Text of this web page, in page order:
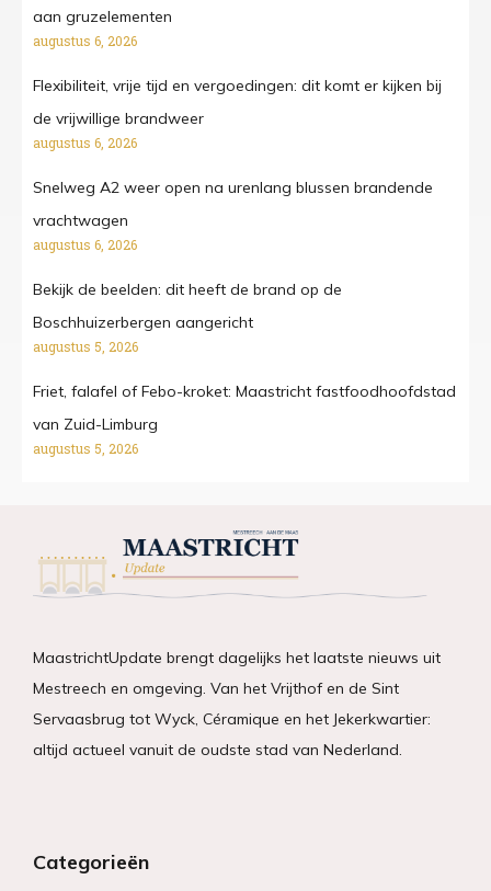
aan gruzelementen
augustus 6, 2026
Flexibiliteit, vrije tijd en vergoedingen: dit komt er kijken bij
de vrijwillige brandweer
augustus 6, 2026
Snelweg A2 weer open na urenlang blussen brandende
vrachtwagen
augustus 6, 2026
Bekijk de beelden: dit heeft de brand op de
Boschhuizerbergen aangericht
augustus 5, 2026
Friet, falafel of Febo-kroket: Maastricht fastfoodhoofdstad
van Zuid-Limburg
augustus 5, 2026
MaastrichtUpdate brengt dagelijks het laatste nieuws uit
Mestreech en omgeving. Van het Vrijthof en de Sint
Servaasbrug tot Wyck, Céramique en het Jekerkwartier:
altijd actueel vanuit de oudste stad van Nederland.
Categorieën